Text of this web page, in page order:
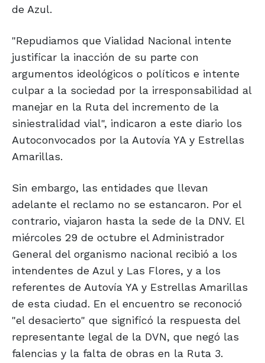
de Azul.
"Repudiamos que Vialidad Nacional intente
justificar la inacción de su parte con
argumentos ideológicos o políticos e intente
culpar a la sociedad por la irresponsabilidad al
manejar en la Ruta del incremento de la
siniestralidad vial", indicaron a este diario los
Autoconvocados por la Autovía YA y Estrellas
Amarillas.
Sin embargo, las entidades que llevan
adelante el reclamo no se estancaron. Por el
contrario, viajaron hasta la sede de la DNV. El
miércoles 29 de octubre el Administrador
General del organismo nacional recibió a los
intendentes de Azul y Las Flores, y a los
referentes de Autovía YA y Estrellas Amarillas
de esta ciudad. En el encuentro se reconoció
"el desacierto" que significó la respuesta del
representante legal de la DVN, que negó las
falencias y la falta de obras en la Ruta 3.